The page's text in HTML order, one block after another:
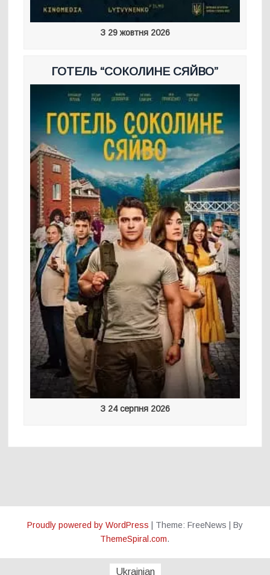
З 29 жовтня 2026
ГОТЕЛЬ “СОКОЛИНЕ СЯЙВО”
З 24 серпня 2026
Proudly powered by WordPress Theme: FreeNews
By
ThemeSpiral.com.
Ukrainian